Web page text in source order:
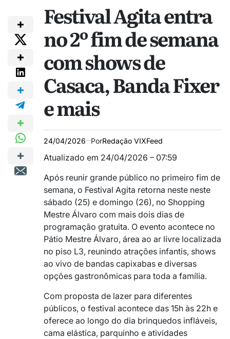
Festival Agita entra
no 2º fim de semana
com shows de
Casaca, Banda Fixer
e mais
24/04/2026 PorRedação VIXFeed
Atualizado em 24/04/2026 – 07:59
Após reunir grande público no primeiro fim de
semana, o Festival Agita retorna neste neste
sábado (25) e domingo (26), no Shopping
Mestre Álvaro com mais dois dias de
programação gratuita. O evento acontece no
Pátio Mestre Álvaro, área ao ar livre localizada
no piso L3, reunindo atrações infantis, shows
ao vivo de bandas capixabas e diversas
opções gastronômicas para toda a família.
Com proposta de lazer para diferentes
públicos, o festival acontece das 15h às 22h e
oferece ao longo do dia brinquedos infláveis,
cama elástica, parquinho e atividades